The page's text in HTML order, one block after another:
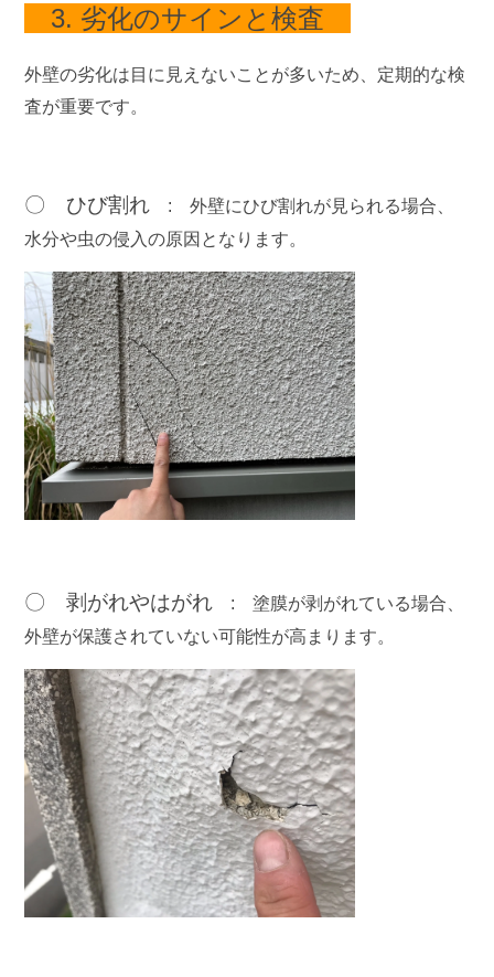
3. 劣化のサインと検査
外壁の劣化は目に見えないことが多いため、定期的な検
査が重要です。
〇 ひび割れ :外壁にひび割れが見られる場合、
水分や虫の侵入の原因となります。
〇 剥がれやはがれ :塗膜が剥がれている場合、
外壁が保護されていない可能性が高まります。